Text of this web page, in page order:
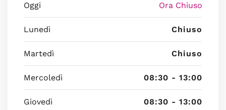
Oggi Ora Chiuso
Lunedì Chiuso
Martedì Chiuso
Mercoledì 08:30 - 13:00
Giovedì
08:30 - 13:00